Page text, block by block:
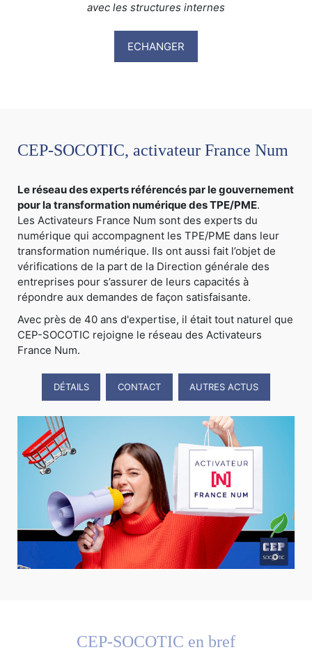
avec les structures internes
ECHANGER
CEP-SOCOTIC, activateur France Num
Le réseau des experts référencés par le gouvernement
pour la transformation numérique des TPE/PME.
Les Activateurs France Num sont des experts du
numérique qui accompagnent les TPE/PME dans leur
transformation numérique. Ils ont aussi fait l’objet de
vérifications de la part de la Direction générale des
entreprises pour s’assurer de leurs capacités à
répondre aux demandes de façon satisfaisante.
Avec près de 40 ans d'expertise, il était tout naturel que
CEP-SOCOTIC rejoigne le réseau des Activateurs
France Num.
DÉTAILS CONTACT AUTRES ACTUS
CEP-SOCOTIC en bref